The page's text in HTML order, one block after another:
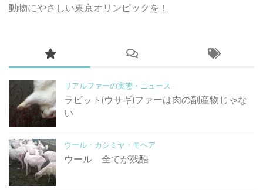
動物にやさしい東京オリンピックを！
リアルファーの実態・ニュース
ラビット(ウサギ)ファーは肉の副産物じゃな
い
ウール・カシミヤ・モヘア
ウール 全てが残酷